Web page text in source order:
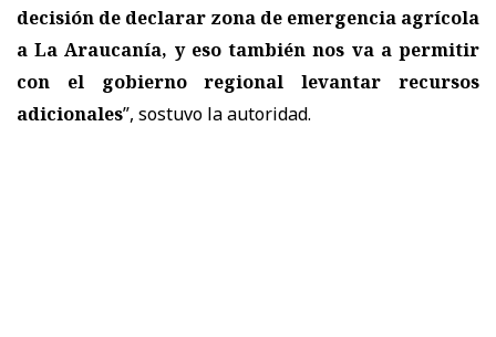
decisión de declarar zona de emergencia agrícola
a La Araucanía, y eso también nos va a permitir
con el gobierno regional levantar recursos
adicionales”, sostuvo la autoridad.